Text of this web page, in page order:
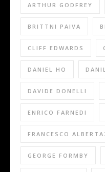
ARTHUR GODFREY
BRITTNI PAIVA
CLIFF EDWARDS
DANIEL HO
DAVIDE DONELLI
ENRICO FARNEDI
FRANCESCO
GEORGE FORMBY